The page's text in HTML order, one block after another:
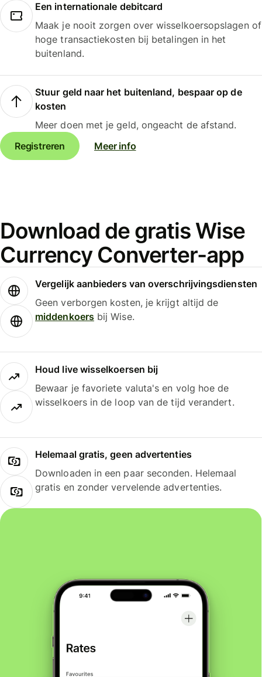
Een internationale debitcard
Maak je nooit zorgen over wisselkoersopslagen of
hoge transactiekosten bij betalingen in het
buitenland.
Stuur geld naar het buitenland, bespaar op de
kosten
Meer doen met je geld, ongeacht de afstand.
Registreren
Meer info
Download de gratis Wise
Currency Converter-app
Vergelijk aanbieders van overschrijvingsdiensten
Geen verborgen kosten, je krijgt altijd de
middenkoersbij Wise.
Houd live wisselkoersen bij
Bewaar je favoriete valuta's en volg hoe de
wisselkoers in de loop van de tijd verandert.
Helemaal gratis, geen advertenties
Downloaden in een paar seconden. Helemaal
gratis en zonder vervelende advertenties.